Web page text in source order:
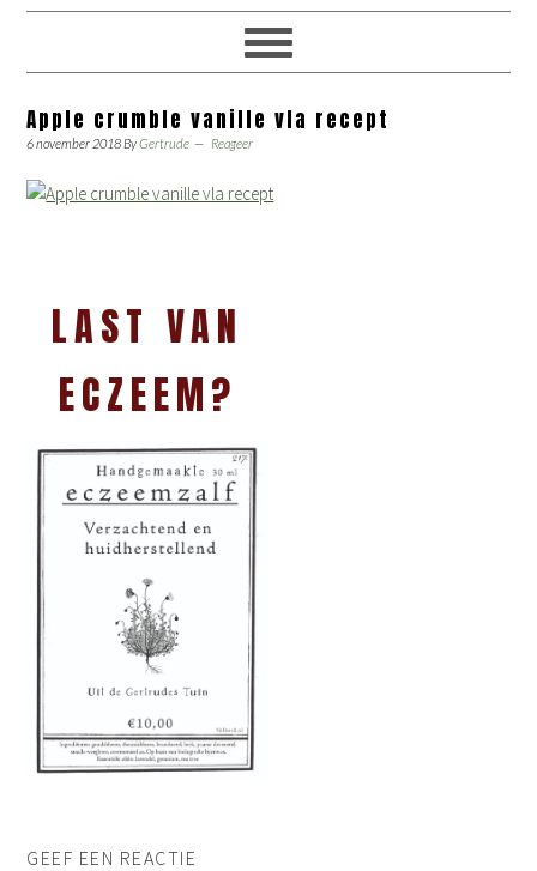
Apple crumble vanille vla recept
6 november 2018ByGertrude Reageer
LAST VAN
ECZEEM?
GEEF EEN REACTIE